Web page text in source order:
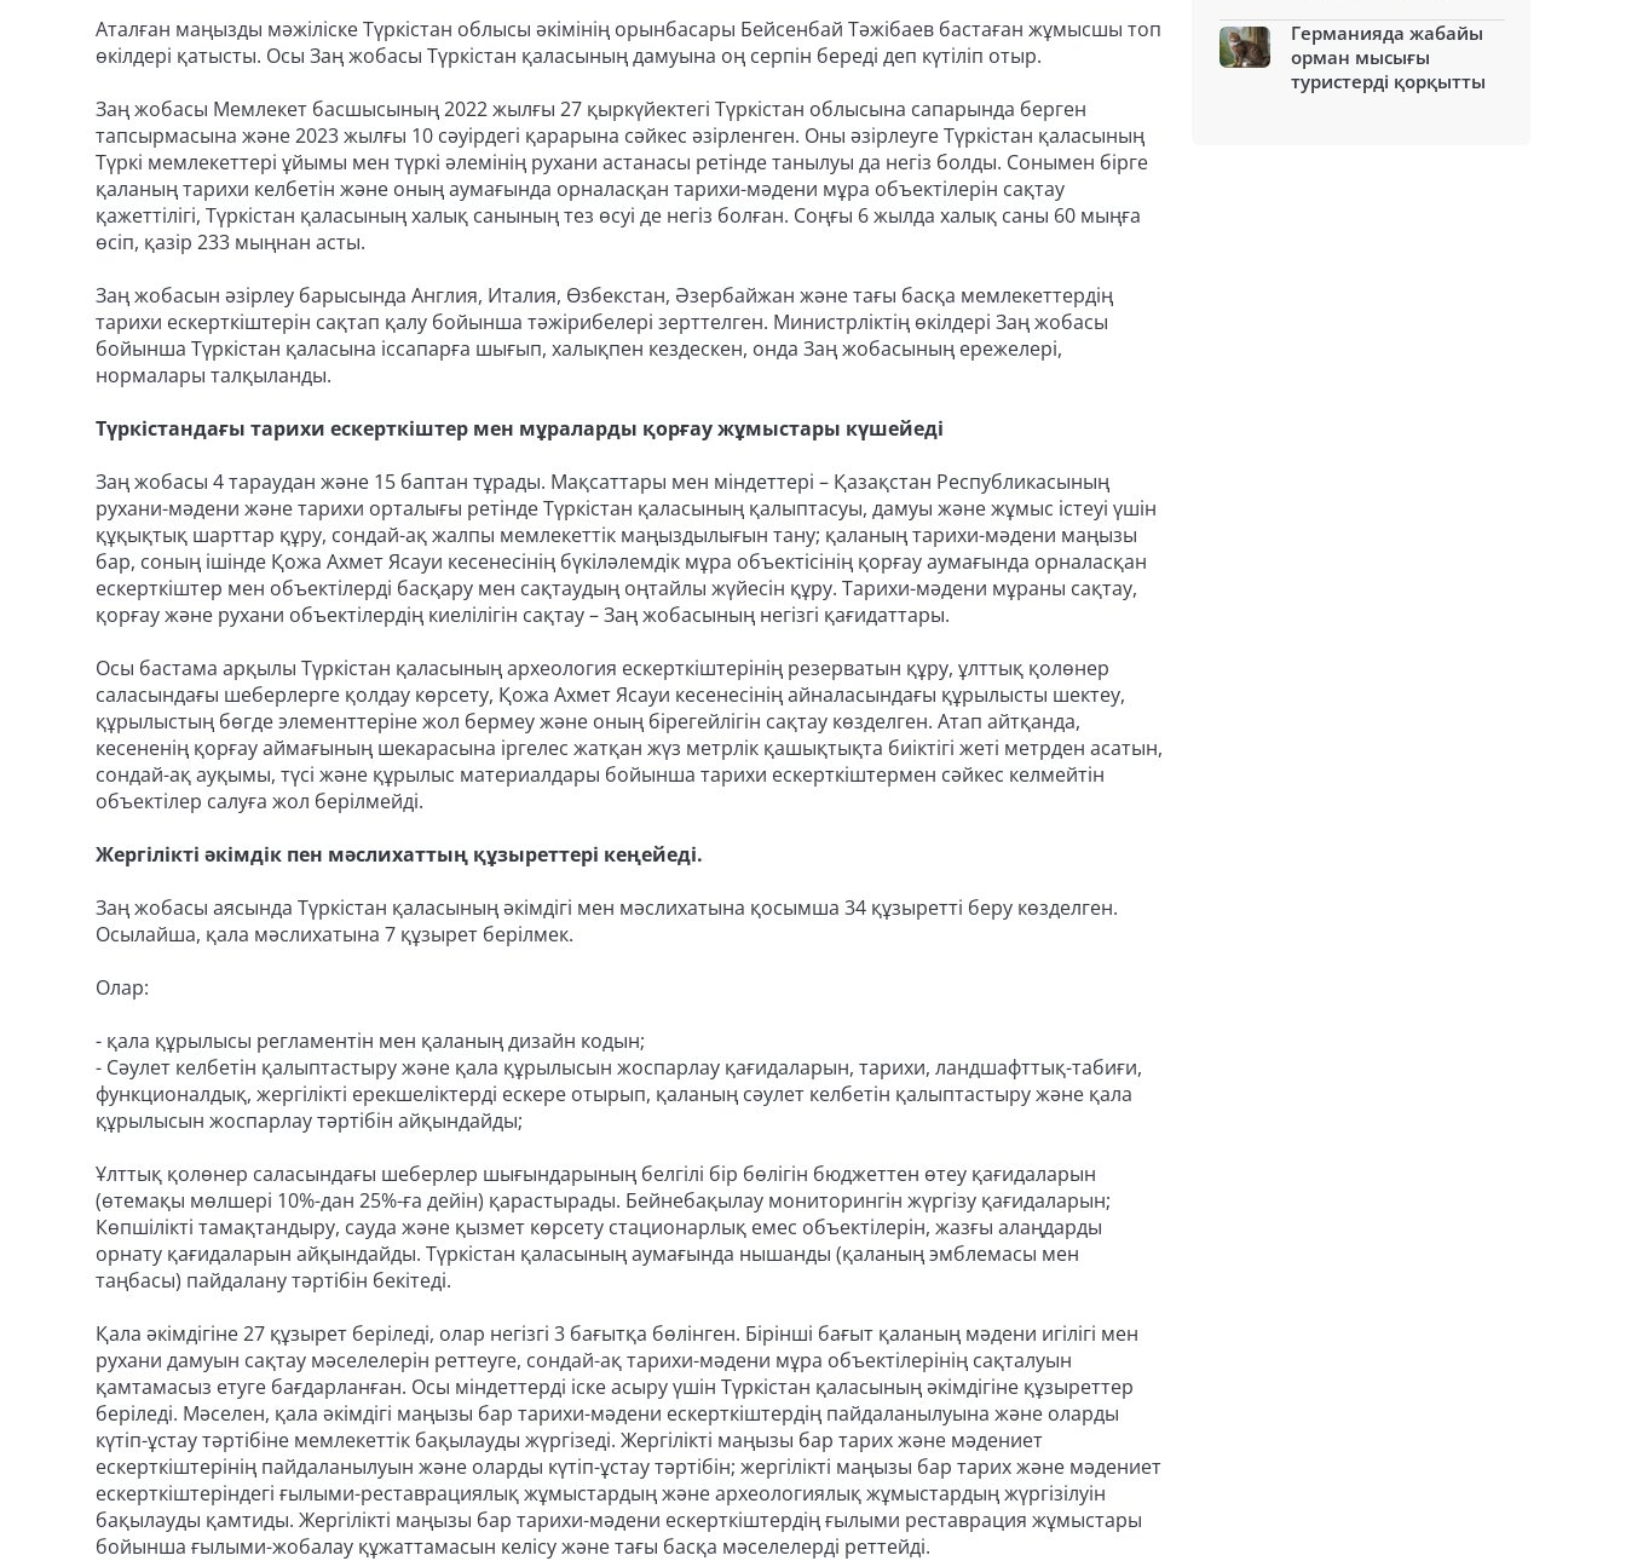
Аталған маңызды мәжіліске Түркістан облысы әкімінің орынбасары Бейсенбай Тәжібаев бастаған жұмысшы топ
өкілдері қатысты. Осы Заң жобасы Түркістан қаласының дамуына оң серпін береді деп күтіліп отыр.
Заң жобасы Мемлекет басшысының 2022 жылғы 27 қыркүйектегі Түркістан облысына сапарында берген
тапсырмасына және 2023 жылғы 10 сәуірдегі қарарына сәйкес әзірленген. Оны әзірлеуге Түркістан қаласының
Түркі мемлекеттері ұйымы мен түркі әлемінің рухани астанасы ретінде танылуы да негіз болды. Сонымен бірге
қаланың тарихи келбетін және оның аумағында орналасқан тарихи-мәдени мұра объектілерін сақтау
қажеттілігі, Түркістан қаласының халық санының тез өсуі де негіз болған. Соңғы 6 жылда халық саны 60 мыңға
өсіп, қазір 233 мыңнан асты.
Заң жобасын әзірлеу барысында Англия, Италия, Өзбекстан, Әзербайжан және тағы басқа мемлекеттердің
тарихи ескерткіштерін сақтап қалу бойынша тәжірибелері зерттелген. Министрліктің өкілдері Заң жобасы
бойынша Түркістан қаласына іссапарға шығып, халықпен кездескен, онда Заң жобасының ережелері,
нормалары талқыланды.
Түркістандағы тарихи ескерткіштер мен мұраларды қорғау жұмыстары күшейеді
Заң жобасы 4 тараудан және 15 баптан тұрады. Мақсаттары мен міндеттері – Қазақстан Республикасының
рухани-мәдени және тарихи орталығы ретінде Түркістан қаласының қалыптасуы, дамуы және жұмыс істеуі үшін
құқықтық шарттар құру, сондай-ақ жалпы мемлекеттік маңыздылығын тану; қаланың тарихи-мәдени маңызы
бар, соның ішінде Қожа Ахмет Ясауи кесенесінің бүкіләлемдік мұра объектісінің қорғау аумағында орналасқан
ескерткіштер мен объектілерді басқару мен сақтаудың оңтайлы жүйесін құру. Тарихи-мәдени мұраны сақтау,
қорғау және рухани объектілердің киелілігін сақтау – Заң жобасының негізгі қағидаттары.
Осы бастама арқылы Түркістан қаласының археология ескерткіштерінің резерватын құру, ұлттық қолөнер
саласындағы шеберлерге қолдау көрсету, Қожа Ахмет Ясауи кесенесінің айналасындағы құрылысты шектеу,
құрылыстың бөгде элементтеріне жол бермеу және оның бірегейлігін сақтау көзделген. Атап айтқанда,
кесененің қорғау аймағының шекарасына іргелес жатқан жүз метрлік қашықтықта биіктігі жеті метрден асатын,
сондай-ақ ауқымы, түсі және құрылыс материалдары бойынша тарихи ескерткіштермен сәйкес келмейтін
объектілер салуға жол берілмейді.
Жергілікті әкімдік пен мәслихаттың құзыреттері кеңейеді.
Заң жобасы аясында Түркістан қаласының әкімдігі мен мәслихатына қосымша 34 құзыретті беру көзделген.
Осылайша, қала мәслихатына 7 құзырет берілмек.
Олар:
- қала құрылысы регламентін мен қаланың дизайн кодын;
- Сәулет келбетін қалыптастыру және қала құрылысын жоспарлау қағидаларын, тарихи, ландшафттық-табиғи,
функционалдық, жергілікті ерекшеліктерді ескере отырып, қаланың сәулет келбетін қалыптастыру және қала
құрылысын жоспарлау тәртібін айқындайды;
Ұлттық қолөнер саласындағы шеберлер шығындарының белгілі бір бөлігін бюджеттен өтеу қағидаларын
(өтемақы мөлшері 10%-дан 25%-ға дейін) қарастырады. Бейнебақылау мониторингін жүргізу қағидаларын;
Көпшілікті тамақтандыру, сауда және қызмет көрсету стационарлық емес объектілерін, жазғы алаңдарды
орнату қағидаларын айқындайды. Түркістан қаласының аумағында нышанды (қаланың эмблемасы мен
таңбасы) пайдалану тәртібін бекітеді.
Қала әкімдігіне 27 құзырет беріледі, олар негізгі 3 бағытқа бөлінген. Бірінші бағыт қаланың мәдени игілігі мен
рухани дамуын сақтау мәселелерін реттеуге, сондай-ақ тарихи-мәдени мұра объектілерінің сақталуын
қамтамасыз етуге бағдарланған. Осы міндеттерді іске асыру үшін Түркістан қаласының әкімдігіне құзыреттер
беріледі. Мәселен, қала әкімдігі маңызы бар тарихи-мәдени ескерткіштердің пайдаланылуына және оларды
күтіп-ұстау тәртібіне мемлекеттік бақылауды жүргізеді. Жергілікті маңызы бар тарих және мәдениет
ескерткіштерінің пайдаланылуын және оларды күтіп-ұстау тәртібін; жергілікті маңызы бар тарих және мәдениет
ескерткіштеріндегі ғылыми-реставрациялық жұмыстардың және археологиялық жұмыстардың жүргізілуін
бақылауды қамтиды. Жергілікті маңызы бар тарихи-мәдени ескерткіштердің ғылыми реставрация жұмыстары
бойынша ғылыми-жобалау құжаттамасын келісу және тағы басқа мәселелерді реттейді.
Германияда жабайы
орман мысығы
туристерді қорқытты